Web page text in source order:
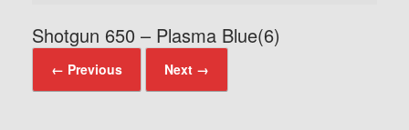
Shotgun 650 – Plasma Blue(6)
← Previous Next →